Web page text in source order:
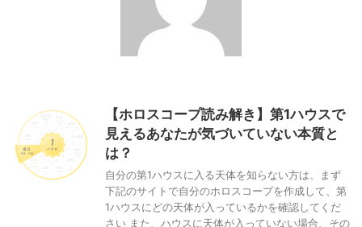
【ホロスコープ読み解き】第1ハウスで
見えるあなたが気づいていない本質と
は？
自分の第1ハウスに入る天体を知らない方は、まず
下記のサイトで自分のホロスコープを作成して、第
1ハウスにどの天体が入っているかを確認してくだ
さい また、ハウスに天体が入っていない場合、その